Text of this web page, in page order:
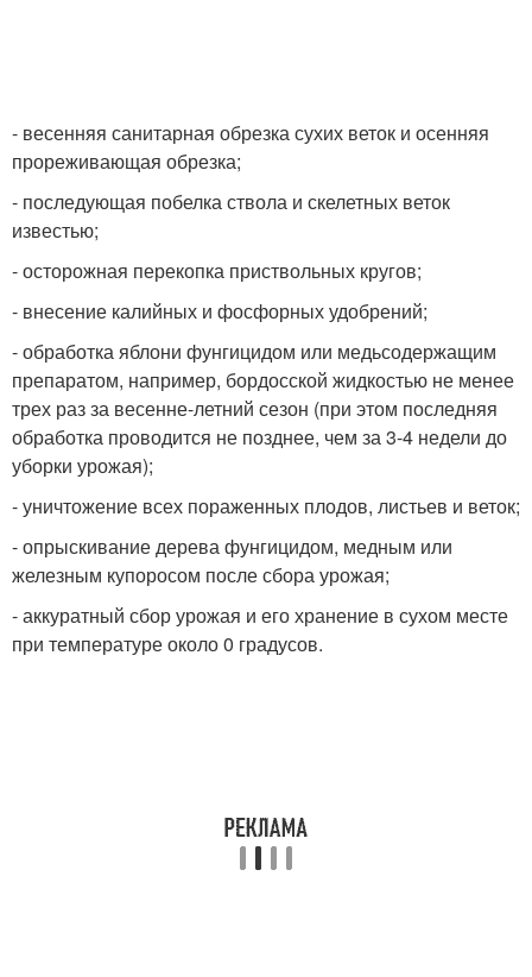
- весенняя санитарная обрезка сухих веток и осенняя
прореживающая обрезка;
- последующая побелка ствола и скелетных веток
известью;
- осторожная перекопка приствольных кругов;
- внесение калийных и фосфорных удобрений;
- обработка яблони фунгицидом или медьсодержащим
препаратом, например, бордосской жидкостью не менее
трех раз за весенне-летний сезон (при этом последняя
обработка проводится не позднее, чем за 3-4 недели до
уборки урожая);
- уничтожение всех пораженных плодов, листьев и веток;
- опрыскивание дерева фунгицидом, медным или
железным купоросом после сбора урожая;
- аккуратный сбор урожая и его хранение в сухом месте
при температуре около 0 градусов.